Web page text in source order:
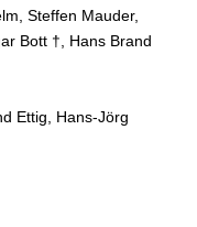
Steffen Mauder,
Bott †, Hans Brand
Ettig, Hans-Jörg